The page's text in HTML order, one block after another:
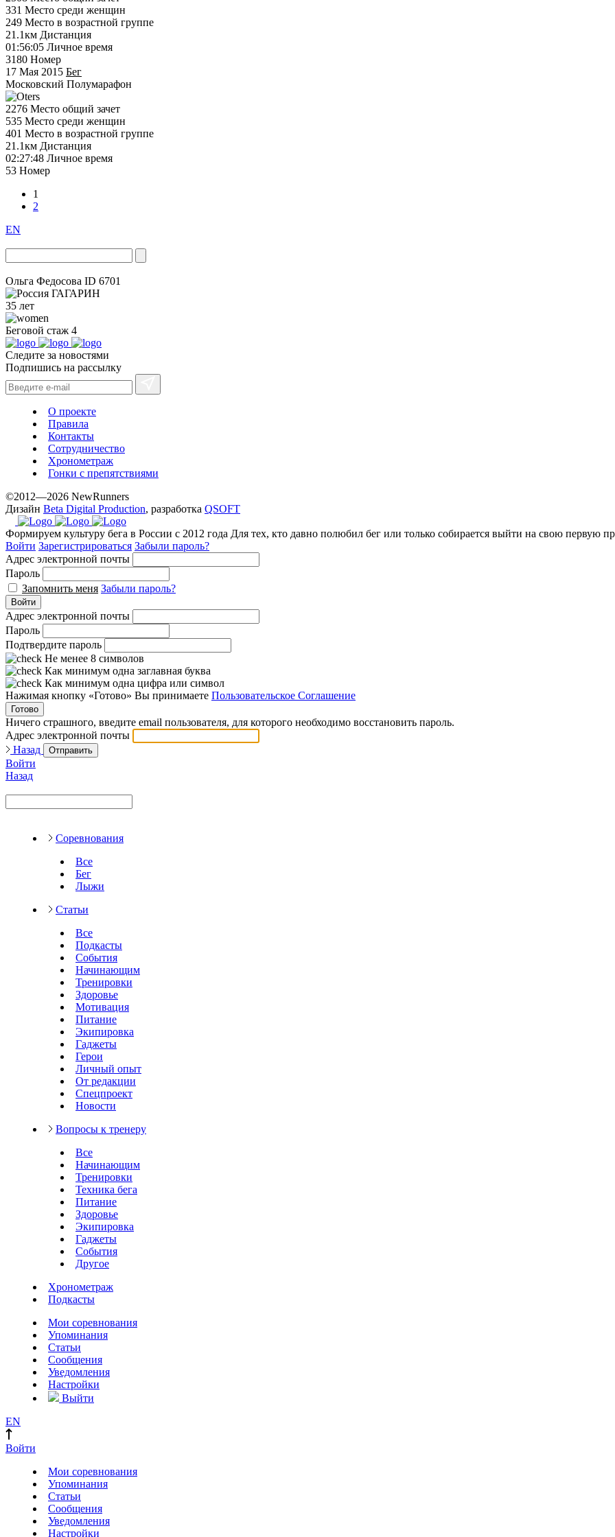
331 Место среди женщин
249 Место в возрастной группе
21.1км Дистанция
01:56:05 Личное время
3180 Номер
17 Мая 2015 Бег
Московский Полумарафон
2276 Место общий зачет
535 Место среди женщин
401 Место в возрастной группе
21.1км Дистанция
02:27:48 Личное время
53 Номер
1
2
EN
Ольга Федосова ID 6701
ГАГАРИН
35 лет
Беговой стаж 4
Следите за новостями
Подпишись на рассылку
О проекте
Правила
Контакты
Сотрудничество
Хронометраж
Гонки с препятствиями
©2012—2026 NewRunners
Дизайн Beta Digital Production, разработка QSOFT
Формируем культуру бега в России с 2012 года Для тех, кто давно полюбил бег или только собирается выйти на свою первую
Войти Зарегистрироваться Забыли пароль?
Адрес электронной почты
Пароль
Запомнить меня Забыли пароль?
Войти
Адрес электронной почты
Пароль
Подтвердите пароль
Не менее 8 символов
Как минимум одна заглавная буква
Как минимум одна цифра или символ
Нажимая кнопку «Готово» Вы принимаете Пользовательское Соглашение
Готово
Ничего страшного, введите email пользователя, для которого необходимо восстановить пароль.
Адрес электронной почты
Назад
Отправить
Войти
Назад
Соревнования
Все
Бег
Лыжи
Статьи
Все
Подкасты
События
Начинающим
Тренировки
Здоровье
Мотивация
Питание
Экипировка
Гаджеты
Герои
Личный опыт
От редакции
Спецпроект
Новости
Вопросы к тренеру
Все
Начинающим
Тренировки
Техника бега
Питание
Здоровье
Экипировка
Гаджеты
События
Другое
Хронометраж
Подкасты
Мои соревнования
Упоминания
Статьи
Сообщения
Уведомления
Настройки
Выйти
EN
Войти
Мои соревнования
Упоминания
Статьи
Сообщения
Уведомления
Настройки